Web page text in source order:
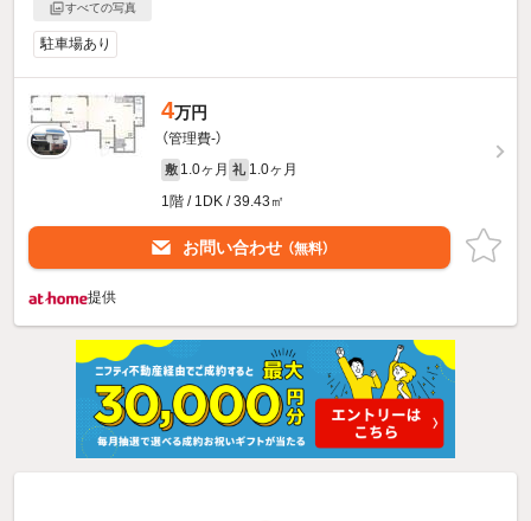
すべての写真
駐車場あり
4万円
（管理費-）
敷 1.0ヶ月 礼 1.0ヶ月
1階 / 1DK / 39.43㎡
お問い合わせ （無料）
提供